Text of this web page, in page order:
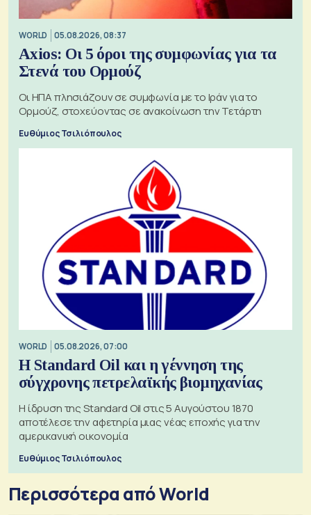
WORLD 05.08.2026, 08:37
Axios: Οι 5 όροι της συμφωνίας για τα
Στενά του Ορμούζ
Οι ΗΠΑ πλησιάζουν σε συμφωνία με το Ιράν για το
Ορμούζ, στοχεύοντας σε ανακοίνωση την Τετάρτη
Ευθύμιος Τσιλιόπουλος
WORLD 05.08.2026, 07:00
Η Standard Oil και η γέννηση της
σύγχρονης πετρελαϊκής βιομηχανίας
Η ίδρυση της Standard Oil στις 5 Αυγούστου 1870
αποτέλεσε την αφετηρία μιας νέας εποχής για την
αμερικανική οικονομία
Ευθύμιος Τσιλιόπουλος
Περισσότερα από World